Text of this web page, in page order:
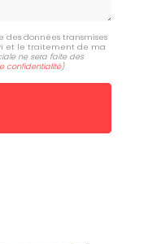
des données transmises
et le traitement de ma
ne sera faite des
confidentialité)